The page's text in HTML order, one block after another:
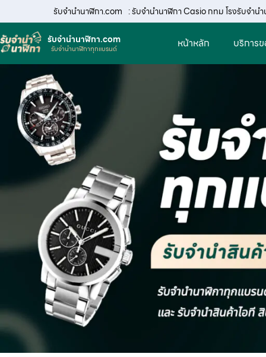
รับจํานํานาฬิกา.com : รับจํานํานาฬิกา Casio กทม โรงรับจำน
รับจํานํานาฬิกา.com
รับจำนำนาฬิกาทุกแบรนด์ หน้าหลัก บริการข